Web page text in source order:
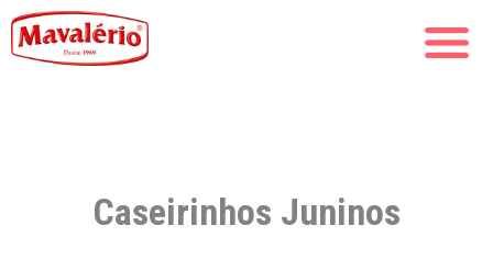
Caseirinhos Juninos